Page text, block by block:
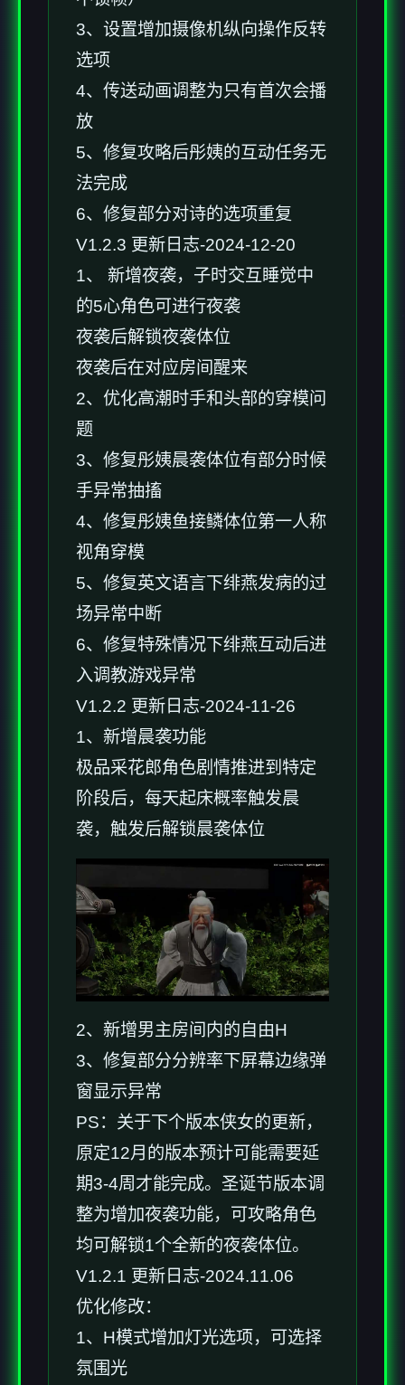
3、设置增加摄像机纵向操作反转
选项
4、传送动画调整为只有首次会播
放
5、修复攻略后彤姨的互动任务无
法完成
6、修复部分对诗的选项重复
V1.2.3 更新日志-2024-12-20
1、 新增夜袭，子时交互睡觉中
的5心角色可进行夜袭
夜袭后解锁夜袭体位
夜袭后在对应房间醒来
2、优化高潮时手和头部的穿模问
题
3、修复彤姨晨袭体位有部分时候
手异常抽搐
4、修复彤姨鱼接鳞体位第一人称
视角穿模
5、修复英文语言下绯燕发病的过
场异常中断
6、修复特殊情况下绯燕互动后进
入调教游戏异常
V1.2.2 更新日志-2024-11-26
1、新增晨袭功能
极品采花郎角色剧情推进到特定
阶段后，每天起床概率触发晨
袭，触发后解锁晨袭体位
2、新增男主房间内的自由H
3、修复部分分辨率下屏幕边缘弹
窗显示异常
PS：关于下个版本侠女的更新，
原定12月的版本预计可能需要延
期3-4周才能完成。圣诞节版本调
整为增加夜袭功能，可攻略角色
均可解锁1个全新的夜袭体位。
V1.2.1 更新日志-2024.11.06
优化修改：
1、H模式增加灯光选项，可选择
氛围光